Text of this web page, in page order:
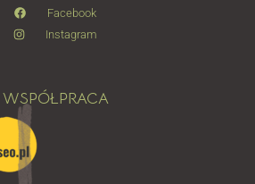
Facebook
Instagram
WSPÓŁPRACA